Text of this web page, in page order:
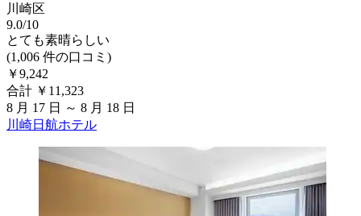
川崎区
9.0/10
とても素晴らしい
(1,006 件の口コミ)
￥9,242
合計 ￥11,323
8 月 17 日 ～ 8 月 18 日
川崎日航ホテル